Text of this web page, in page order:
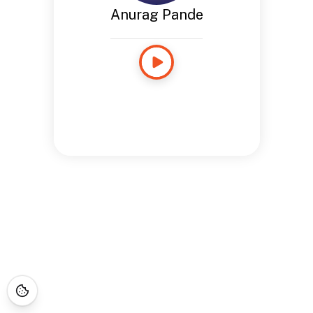
Anurag Pande